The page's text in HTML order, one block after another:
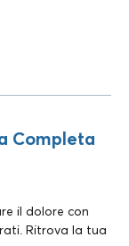
Completa
il dolore con
Ritrova la tua